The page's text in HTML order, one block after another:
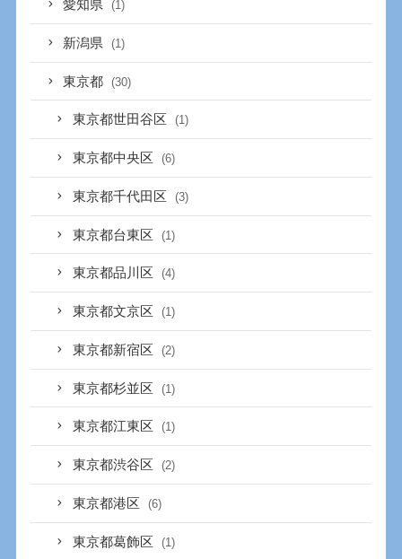
愛知県 (1)
新潟県 (1)
東京都 (30)
東京都世田谷区 (1)
東京都中央区 (6)
東京都千代田区 (3)
東京都台東区 (1)
東京都品川区 (4)
東京都文京区 (1)
東京都新宿区 (2)
東京都杉並区 (1)
東京都江東区 (1)
東京都渋谷区 (2)
東京都港区 (6)
東京都葛飾区 (1)